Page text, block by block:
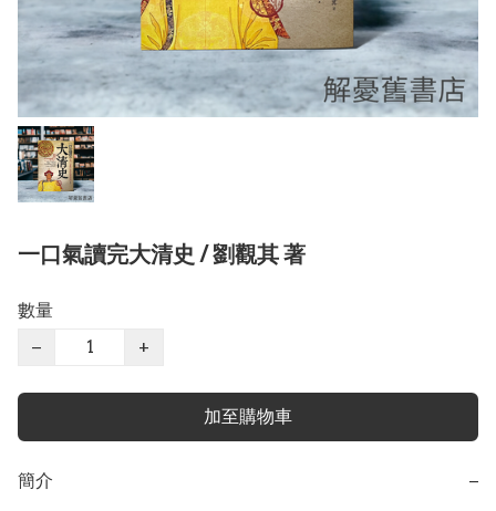
一口氣讀完大清史 / 劉觀其 著
數量
−
+
加至購物車
簡介 −